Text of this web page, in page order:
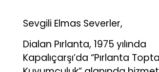
Sevgili Elmas Severler,
Dialan Pırlanta, 1975 yılında
Kapalıçarşı’da “Pırlanta